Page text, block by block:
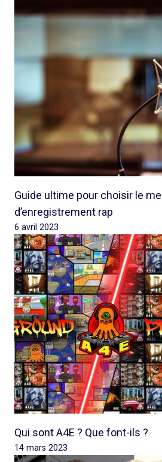
Guide ultime pour choisir le
d’enregistrement rap
6 avril 2023
Qui sont A4E ? Que font-ils ?
14 mars 2023